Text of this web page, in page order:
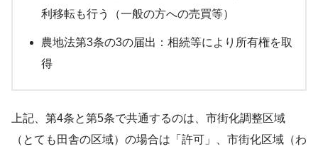
利移転も行う（一般の方への売買等）
農地法第3条の3の届出：相続等により所有権を取
得
上記、第4条と第5条で共通するのは、市街化調整区域
（とても田舎の区域）の場合は「許可」、市街化区域（わ